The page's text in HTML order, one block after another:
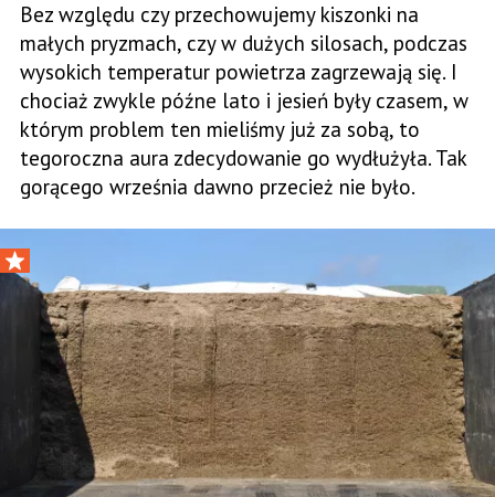
Bez względu czy przechowujemy kiszonki na
małych pryzmach, czy w dużych silosach, podczas
wysokich temperatur powietrza zagrzewają się. I
chociaż zwykle późne lato i jesień były czasem, w
którym problem ten mieliśmy już za sobą, to
tegoroczna aura zdecydowanie go wydłużyła. Tak
gorącego września dawno przecież nie było.